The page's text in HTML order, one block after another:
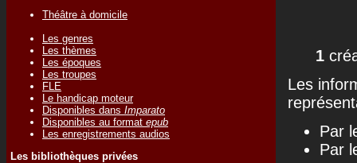
Théâtre à domicile
Les genres
Les thèmes
Les époques
Les troupes
FLE
Le handicap moteur
Disponibles dans Imparato
Disponibles au format epub
Les enregistrements audios
Les bibliothèques privées
1
Les
Par
Par